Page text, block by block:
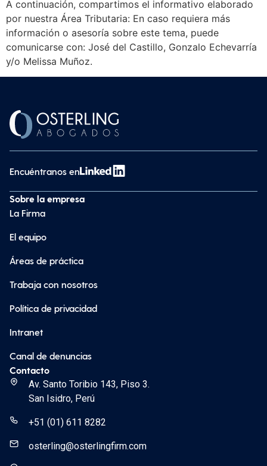
A continuación, compartimos el informativo elaborado
por nuestra Área Tributaria: En caso requiera más
información o asesoría sobre este tema, puede
comunicarse con: José del Castillo, Gonzalo Echevarría
y/o Melissa Muñoz.
Encuéntranos en
Sobre la empresa
La Firma
El equipo
Áreas de práctica
Trabaja con nosotros
Política de privacidad
Intranet
Canal de denuncias
Contacto
Av. Santo Toribio 143, Piso 3.
San Isidro, Perú
+51 (01) 611 8282
osterling@osterlingfirm.com